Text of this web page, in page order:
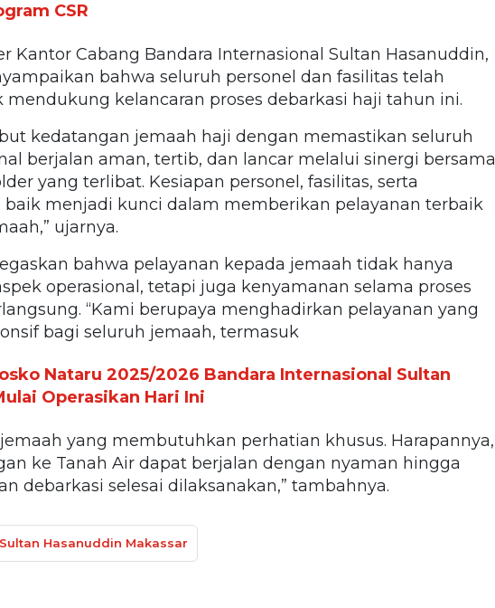
CSR
Kantor Cabang Bandara Internasional Sultan Hasanuddin,
bahwa seluruh personel dan fasilitas telah
kelancaran proses debarkasi haji tahun ini.
kedatangan jemaah haji dengan memastikan seluruh
berjalan aman, tertib, dan lancar melalui sinergi bersama
yang terlibat. Kesiapan personel, fasilitas, serta
baik menjadi kunci dalam memberikan pelayanan terbaik
ujarnya.
bahwa pelayanan kepada jemaah tidak hanya
operasional, tetapi juga kenyamanan selama proses
“Kami berupaya menghadirkan pelayanan yang
bagi seluruh jemaah, termasuk
Nataru 2025/2026 Bandara Internasional Sultan
Operasikan Hari Ini
yang membutuhkan perhatian khusus. Harapannya,
ke Tanah Air dapat berjalan dengan nyaman hingga
debarkasi selesai dilaksanakan,” tambahnya.
Hasanuddin Makassar